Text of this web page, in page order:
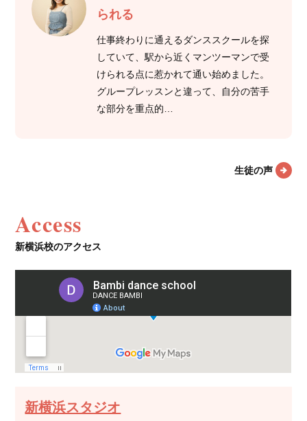
られる
仕事終わりに通えるダンススクールを探
していて、駅から近くマンツーマンで受
けられる点に惹かれて通い始めました。
グループレッスンと違って、自分の苦手
な部分を重点的…
生徒の声
Access
新横浜校のアクセス
新横浜スタジオ